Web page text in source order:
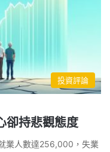
投資評論
卻持悲觀態度
業人數達256,000，失業